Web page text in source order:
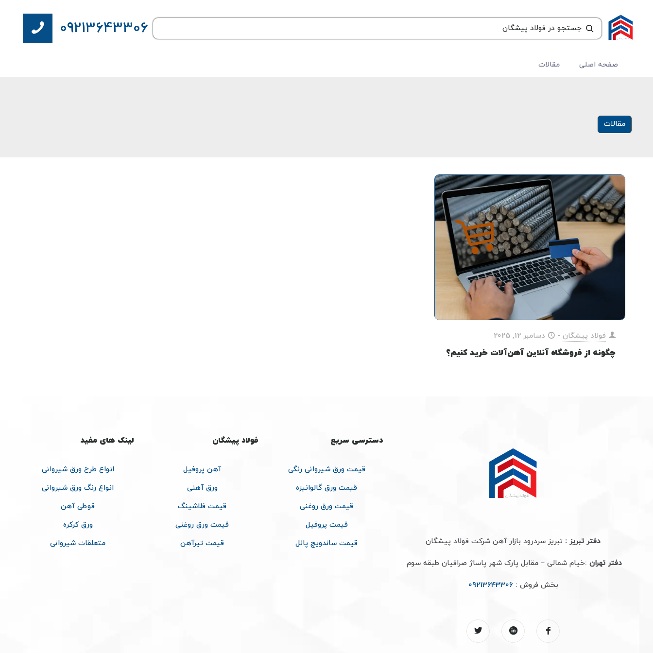
۰۹۲۱۳۶۴۳۳۰۶
صفحه اصلی مقالات
مقالات
فولاد پیشگان - دسامبر 12, 2025
چگونه از فروشگاه آنلاین آهن‌آلات خرید کنیم؟
دفتر تبریز : تبریز سردرود بازار آهن شرکت فولاد پیشگان
دفتر تهران :خیام شمالی – مقابل پارک شهر پاساژ صرافیان طبقه سوم
بخش فروش :09213643306
دسترسی سریع
قیمت ورق شیروانی رنگی
قیمت ورق گالوانیزه
قیمت ورق روغنی
قیمت پروفیل
قیمت ساندویچ پانل
فولاد پیشگان
آهن پروفیل
ورق آهنی
قیمت فلاشینگ
قیمت ورق روغنی
قیمت تیرآهن
لینک های مفید
انواع طرح ورق شیروانی
انواع رنگ ورق شیروانی
قوطی آهن
ورق کرکره
متعلقات شیروانی